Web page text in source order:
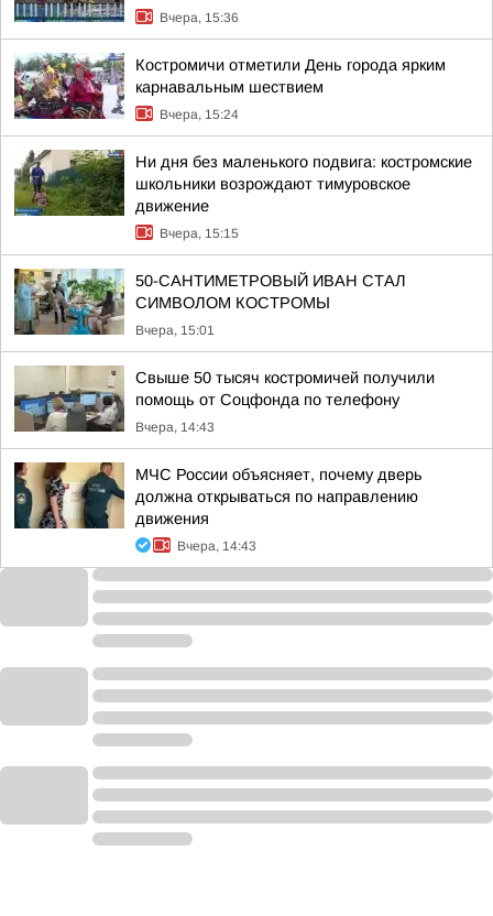
Вчера, 15:36
Костромичи отметили День города ярким
карнавальным шествием
Вчера, 15:24
Ни дня без маленького подвига: костромские
школьники возрождают тимуровское
движение
Вчера, 15:15
50-САНТИМЕТРОВЫЙ ИВАН СТАЛ
СИМВОЛОМ КОСТРОМЫ
Вчера, 15:01
Свыше 50 тысяч костромичей получили
помощь от Соцфонда по телефону
Вчера, 14:43
МЧС России объясняет, почему дверь
должна открываться по направлению
движения
Вчера, 14:43